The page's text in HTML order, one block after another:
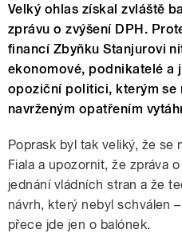
Velký ohlas získal zvláště
zprávu o zvýšení DPH.
financí Zbyňku Stanjurovi
ekonomové, podnikatelé a
opoziční politici, kterým se
navrženým opatřením
Poprask byl tak veliký, že se
Fiala a upozornit, že zpráva
jednání vládních stran a že
návrh, který nebyl schválen
přece jde jen o balónek.